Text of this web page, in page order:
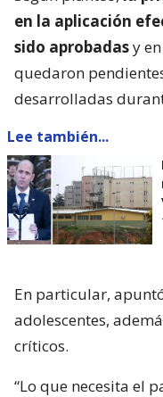
en la aplicación
sido aprobadasy
quedaron
desarrolladas
Lee también...
En particular,
adolescentes,
críticos.
“Lo que necesita el